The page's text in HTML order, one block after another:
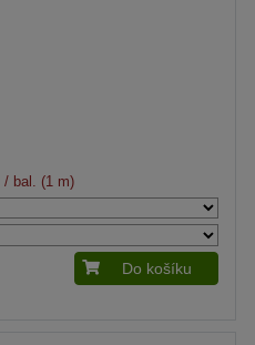
/ bal. (1 m)
Do košíku